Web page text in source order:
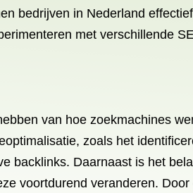
bedrijven in Nederland
met verschillende
van hoe zoekmachines
zoals het
backlinks. Daarnaast is het
voortdurend veranderen.